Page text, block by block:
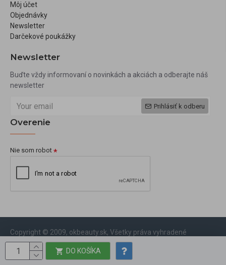
DO KOŠÍKA
Môj účet
Objednávky
Newsletter
Darčekové poukážky
Newsletter
Buďte vždy informovaní o novinkách a akciách a odberajte náš
newsletter
Prihlásiť k odberu
Overenie
Nie som robot
Copyright © 2009, okbeauty.sk, Všetky práva vyhradené